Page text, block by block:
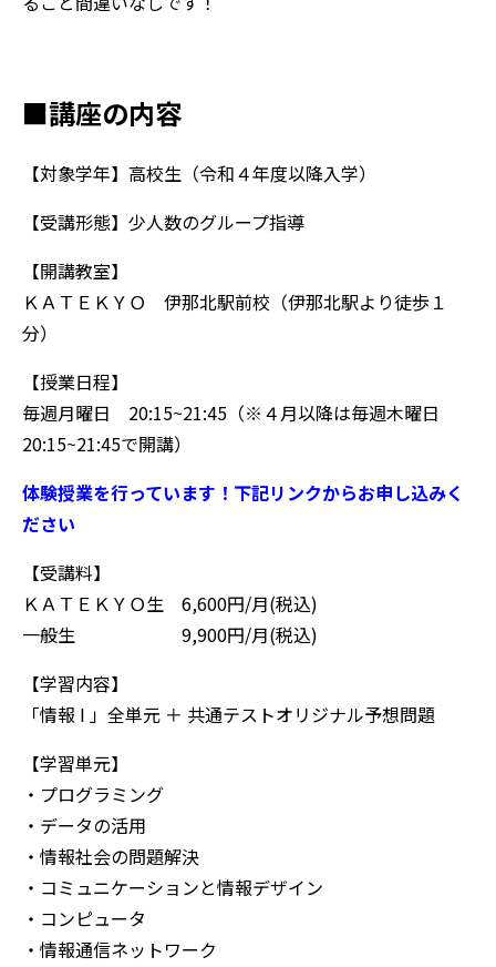
■講座の内容
【対象学年】高校生（令和４年度以降入学）
【受講形態】少人数のグループ指導
【開講教室】
ＫＡＴＥＫＹＯ 伊那北駅前校（伊那北駅より徒歩１
分）
【授業日程】
毎週月曜日 20:15~21:45（※４月以降は毎週木曜日
20:15~21:45で開講）
体験授業を行っています！下記リンクからお申し込みく
ださい
【受講料】
ＫＡＴＥＫＹＯ生 6,600円/月(税込)
一般生 9,900円/月(税込)
【学習内容】
「情報 I 」全単元 ＋ 共通テストオリジナル予想問題
【学習単元】
・プログラミング
・データの活用
・情報社会の問題解決
・コミュニケーションと情報デザイン
・コンピュータ
・情報通信ネットワーク